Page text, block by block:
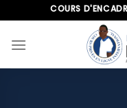
to
content
COURS